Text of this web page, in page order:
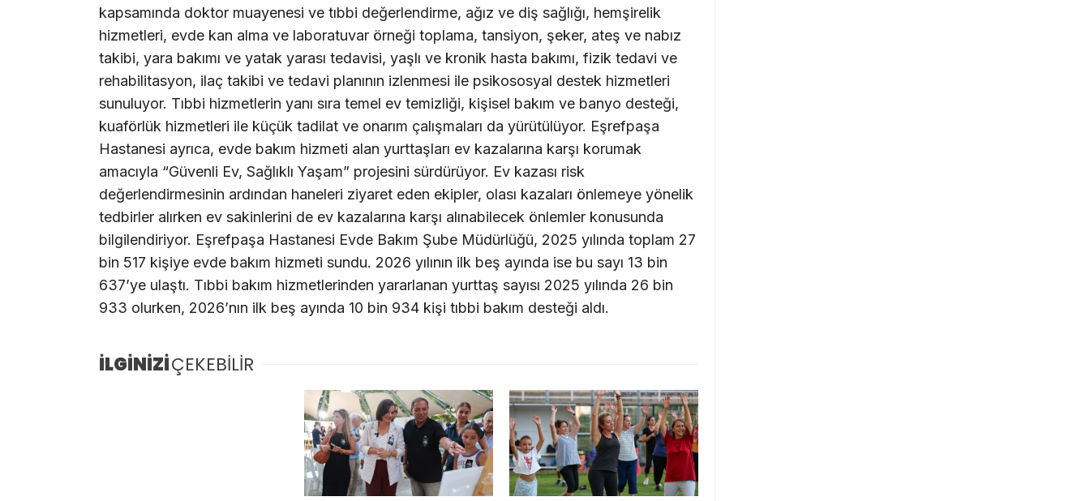
kapsamında doktor muayenesi ve tıbbi değerlendirme, ağız ve diş sağlığı, hemşirelik
hizmetleri, evde kan alma ve laboratuvar örneği toplama, tansiyon, şeker, ateş ve nabız
takibi, yara bakımı ve yatak yarası tedavisi, yaşlı ve kronik hasta bakımı, fizik tedavi ve
rehabilitasyon, ilaç takibi ve tedavi planının izlenmesi ile psikososyal destek hizmetleri
sunuluyor. Tıbbi hizmetlerin yanı sıra temel ev temizliği, kişisel bakım ve banyo desteği,
kuaförlük hizmetleri ile küçük tadilat ve onarım çalışmaları da yürütülüyor. Eşrefpaşa
Hastanesi ayrıca, evde bakım hizmeti alan yurttaşları ev kazalarına karşı korumak
amacıyla “Güvenli Ev, Sağlıklı Yaşam” projesini sürdürüyor. Ev kazası risk
değerlendirmesinin ardından haneleri ziyaret eden ekipler, olası kazaları önlemeye yönelik
tedbirler alırken ev sakinlerini de ev kazalarına karşı alınabilecek önlemler konusunda
bilgilendiriyor. Eşrefpaşa Hastanesi Evde Bakım Şube Müdürlüğü, 2025 yılında toplam 27
bin 517 kişiye evde bakım hizmeti sundu. 2026 yılının ilk beş ayında ise bu sayı 13 bin
637’ye ulaştı. Tıbbi bakım hizmetlerinden yararlanan yurttaş sayısı 2025 yılında 26 bin
933 olurken, 2026’nın ilk beş ayında 10 bin 934 kişi tıbbi bakım desteği aldı.
İLGİNİZİÇEKEBİLİR